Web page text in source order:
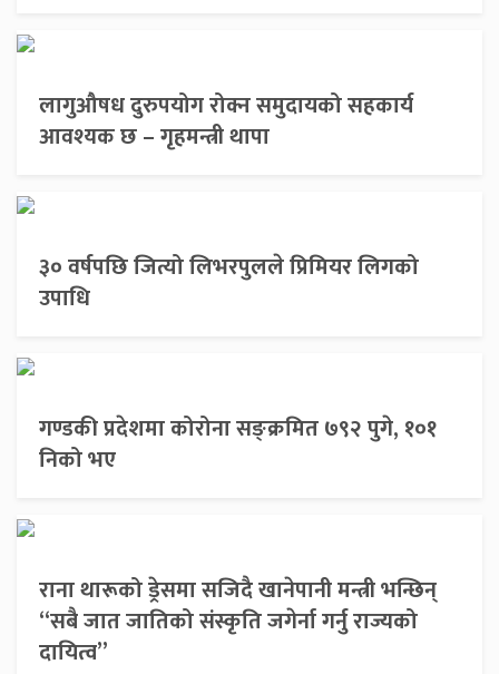
लागुऔषध दुरुपयोग रोक्न समुदायको सहकार्य
आवश्यक छ – गृहमन्त्री थापा
३० वर्षपछि जित्यो लिभरपुलले प्रिमियर लिगको
उपाधि
गण्डकी प्रदेशमा कोरोना सङ्क्रमित ७९२ पुगे, १०१
निको भए
राना थारूको ड्रेसमा सजिदै खानेपानी मन्त्री भन्छिन्
“सबै जात जातिको संस्कृति जगेर्ना गर्नु राज्यको
दायित्व”